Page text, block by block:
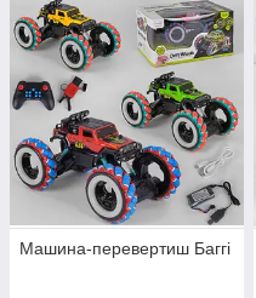
Машина-перевертиш Баггі